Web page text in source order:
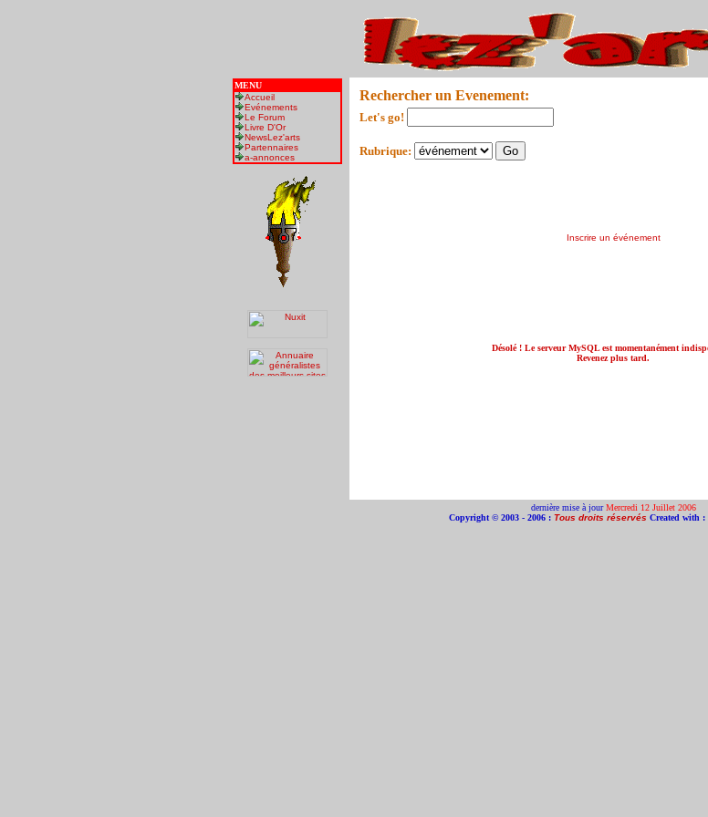
MENU
Accueil
Evénements
Le Forum
Livre D'Or
NewsLez'arts
Partennaires
a-annonces
Rechercher un Evenement:
Let's go!
Rubrique:
Inscrire un événement
Désolé ! Le serveur MySQL est momentanément
Revenez plus tard.
dernière mise à jourMercredi 12 Juillet 2006
Copyright © 2003 - 2006 : Tous droits réservés Created with :